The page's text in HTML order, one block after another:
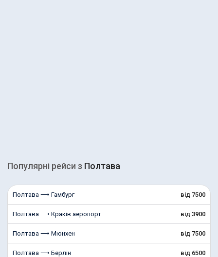
Популярні рейcи з Полтава
Полтава ⟶ Гамбург від 7500
Полтава ⟶ Краків аеропорт від 3900
Полтава ⟶ Мюнхен від 7500
Полтава ⟶ Берлін від 6500